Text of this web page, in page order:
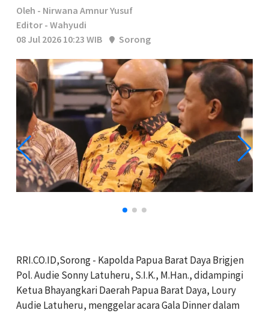
Oleh - Nirwana Amnur Yusuf
Editor - Wahyudi
08 Jul 2026 10:23 WIB
Sorong
RRI.CO.ID,Sorong - Kapolda Papua Barat Daya Brigjen
Pol. Audie Sonny Latuheru, S.I.K., M.Han., didampingi
Ketua Bhayangkari Daerah Papua Barat Daya, Loury
Audie Latuheru, menggelar acara Gala Dinner dalam